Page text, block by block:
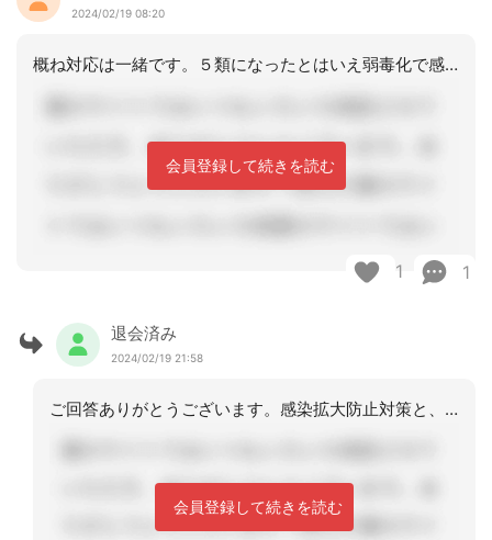
2024/02/19 08:20
概ね対応は一緒です。５類になったとはいえ弱毒化で感染力は増しているかも知れないの
会員登録して続きを読む
1 1
退会済み
2024/02/19 21:58
ご回答ありがとうございます。感染拡大防止対策と、認知症進行やADL低下予防支援と
会員登録して続きを読む